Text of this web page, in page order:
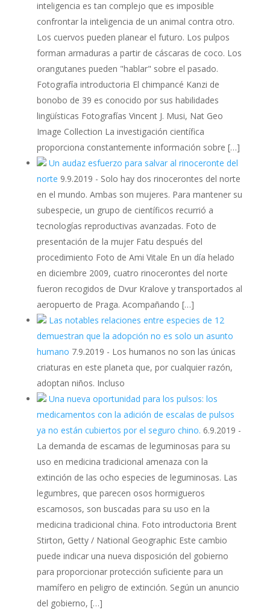
inteligencia es tan complejo que es imposible
confrontar la inteligencia de un animal contra otro.
Los cuervos pueden planear el futuro. Los pulpos
forman armaduras a partir de cáscaras de coco. Los
orangutanes pueden "hablar" sobre el pasado.
Fotografía introductoria El chimpancé Kanzi de
bonobo de 39 es conocido por sus habilidades
lingüísticas Fotografías Vincent J. Musi, Nat Geo
Image Collection La investigación científica
proporciona constantemente información sobre […]
Un audaz esfuerzo para salvar al rinoceronte del
norte 9.9.2019 - Solo hay dos rinocerontes del norte
en el mundo. Ambas son mujeres. Para mantener su
subespecie, un grupo de científicos recurrió a
tecnologías reproductivas avanzadas. Foto de
presentación de la mujer Fatu después del
procedimiento Foto de Ami Vitale En un día helado
en diciembre 2009, cuatro rinocerontes del norte
fueron recogidos de Dvur Kralove y transportados al
aeropuerto de Praga. Acompañando […]
Las notables relaciones entre especies de 12
demuestran que la adopción no es solo un asunto
humano 7.9.2019 - Los humanos no son las únicas
criaturas en este planeta que, por cualquier razón,
adoptan niños. Incluso
Una nueva oportunidad para los pulsos: los
medicamentos con la adición de escalas de pulsos
ya no están cubiertos por el seguro chino. 6.9.2019 -
La demanda de escamas de leguminosas para su
uso en medicina tradicional amenaza con la
extinción de las ocho especies de leguminosas. Las
legumbres, que parecen osos hormigueros
escamosos, son buscadas para su uso en la
medicina tradicional china. Foto introductoria Brent
Stirton, Getty / National Geographic Este cambio
puede indicar una nueva disposición del gobierno
para proporcionar protección suficiente para un
mamífero en peligro de extinción. Según un anuncio
del gobierno, […]